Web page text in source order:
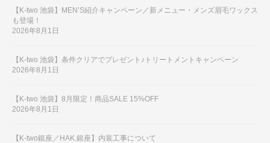
【K-two 池袋】MEN’S紹介キャンペーン／新メニュー・メンズ眉毛ワックス
も登場！
2026年8月1日
【K-two 池袋】条件クリアでプレゼント♪トリートメントキャンペーン
2026年8月1日
【K-two 池袋】8月限定！商品SALE 15%OFF
2026年8月1日
【K-two銀座／HAK.銀座】内装工事について